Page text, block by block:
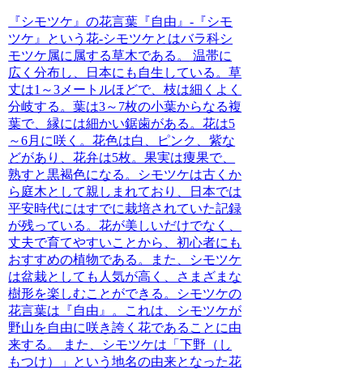
『シモツケ』の花言葉『自由』-『シモ
ツケ』という花-シモツケとはバラ科シ
モツケ属に属する草木である。
温帯に
広く分布し、日本にも自生している。草
丈は1～3メートルほどで、枝は細くよく
分岐する。葉は3～7枚の小葉からなる複
葉で、縁には細かい鋸歯がある。花は5
～6月に咲く。花色は白、ピンク、紫な
どがあり、花弁は5枚。果実は痩果で、
熟すと黒褐色になる。シモツケは古くか
ら庭木として親しまれており、日本では
平安時代にはすでに栽培されていた記録
が残っている。花が美しいだけでなく、
丈夫で育てやすいことから、初心者にも
おすすめの植物である。また、シモツケ
は盆栽としても人気が高く、さまざまな
樹形を楽しむことができる。
シモツケの
花言葉は『自由』。これは、シモツケが
野山を自由に咲き誇く花であることに由
来する。
また、シモツケは「下野（し
もつけ）」という地名の由来となった花